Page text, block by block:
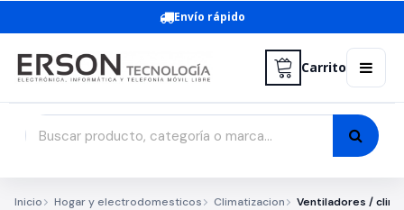
Envío rápido
Carrito
Inicio Hogar y electrodomesticos Climatizacion Ventiladores /